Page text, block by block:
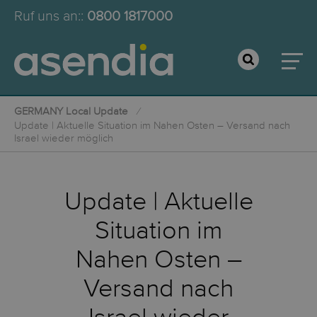
Ruf uns an:: 0800 1817000
GERMANY Local Update
Update | Aktuelle Situation im Nahen Osten – Versand nach
Israel wieder möglich
Update | Aktuelle
Situation im
Nahen Osten –
Versand nach